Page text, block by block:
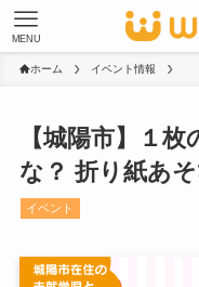
MENU
ホーム イベント情報
【城陽市】１
な？ 折り紙あ
イベント